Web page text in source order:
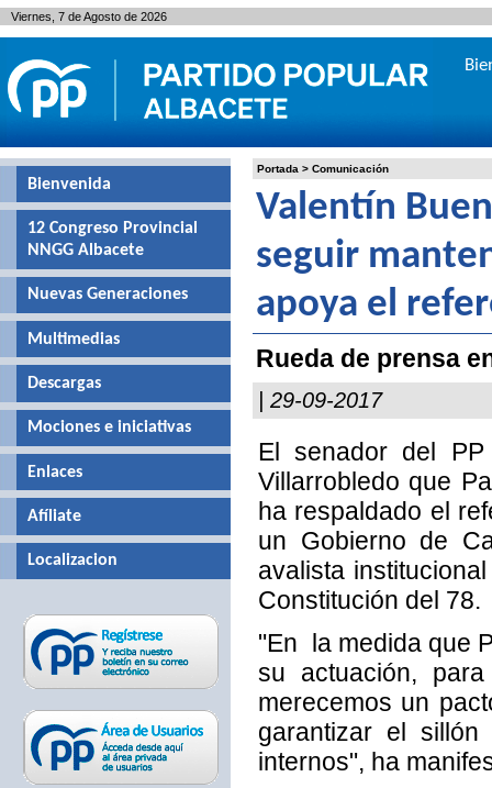
Portada > Comunicación
Valentín
seguir
apoya el
Rueda de prensa
| 29-09-2017
El senador del
Villarrobledo que
ha respaldado el
un Gobierno de
avalista
Constitución del 78.
"En la medida que
su actuación,
merecemos un
garantizar el
internos", ha
Bienvenida
12 Congreso Provincial
NNGG Albacete
Nuevas Generaciones
Multimedias
Descargas
Mociones e iniciativas
Enlaces
Afíliate
Localizacion
Viernes, 7 de Agosto de 2026